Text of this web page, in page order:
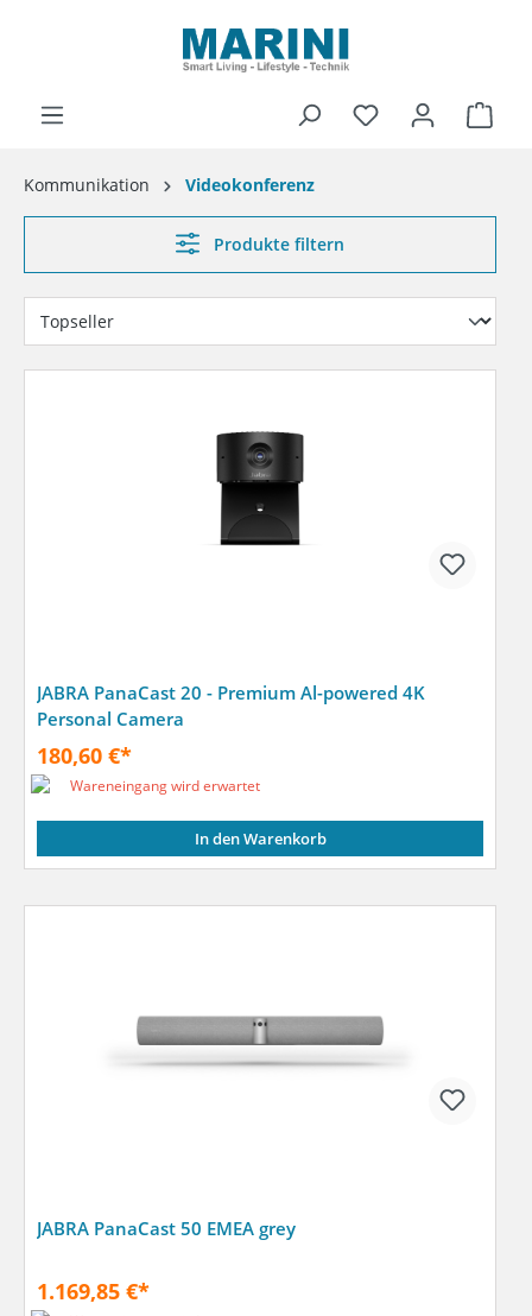
Kommunikation Videokonferenz
Produkte filtern
JABRA PanaCast 20 - Premium Al-powered 4K
Personal Camera
180,60 €*
Wareneingang wird erwartet
In den Warenkorb
JABRA PanaCast 50 EMEA grey
1.169,85 €*